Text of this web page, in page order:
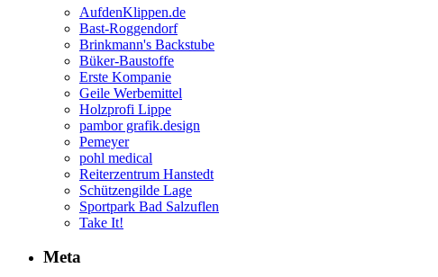
AufdenKlippen.de
Bast-Roggendorf
Brinkmann's Backstube
Büker-Baustoffe
Erste Kompanie
Geile Werbemittel
Holzprofi Lippe
pambor grafik.design
Pemeyer
pohl medical
Reiterzentrum Hanstedt
Schützengilde Lage
Sportpark Bad Salzuflen
Take It!
Meta